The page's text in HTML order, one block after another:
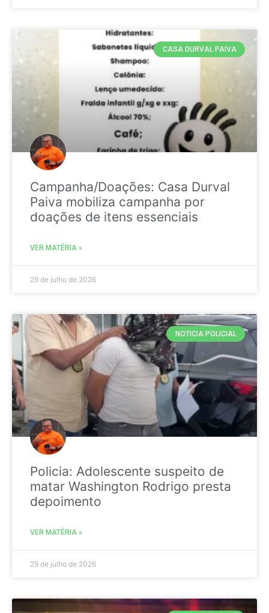
CASA DURVAL PAIVA
Campanha/Doações: Casa Durval
Paiva mobiliza campanha por
doações de itens essenciais
VER MATÉRIA »
29 de julho de 2026
NOTICIA POLICIAL
Policia: Adolescente suspeito de
matar Washington Rodrigo presta
depoimento
VER MATÉRIA »
29 de julho de 2026